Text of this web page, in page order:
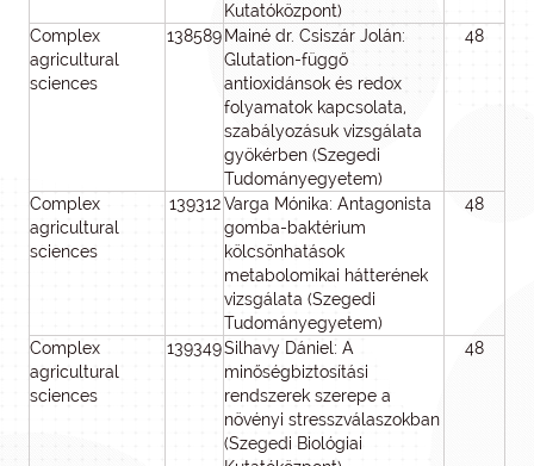
Kutatóközpont)
Complex
agricultural
sciences
138589 Mainé dr. Csiszár Jolán:
Glutation-függő
antioxidánsok és redox
folyamatok kapcsolata,
szabályozásuk vizsgálata
gyökérben (Szegedi
Tudományegyetem)
48
Complex
agricultural
sciences
139312 Varga Mónika: Antagonista
gomba-baktérium
kölcsönhatások
metabolomikai hátterének
vizsgálata (Szegedi
Tudományegyetem)
48
Complex
agricultural
sciences
139349Silhavy Dániel: A
minőségbiztosítási
rendszerek szerepe a
növényi stresszválaszokban
(Szegedi Biológiai
48